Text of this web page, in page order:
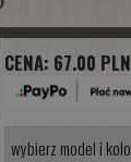
CENA: 67.00 PLN